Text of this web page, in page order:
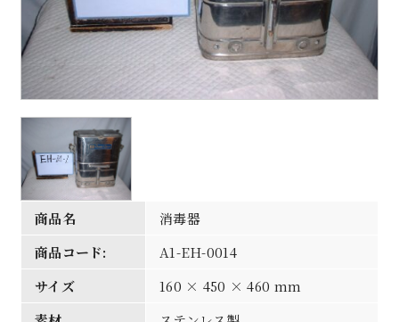
商品名
消毒器
商品コード:
A1-EH-0014
サイズ
160 × 450 × 460 mm